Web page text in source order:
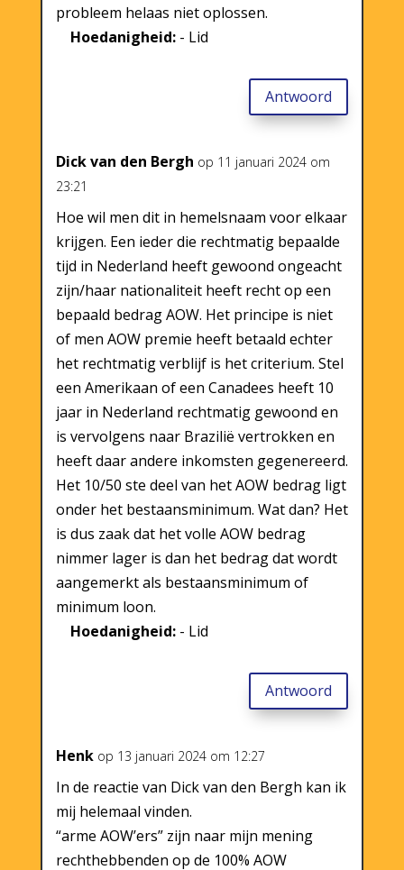
probleem helaas niet oplossen.
Hoedanigheid:- Lid
Antwoord
Dick van den Bergh op 11 januari 2024 om
23:21
Hoe wil men dit in hemelsnaam voor elkaar
krijgen. Een ieder die rechtmatig bepaalde
tijd in Nederland heeft gewoond ongeacht
zijn/haar nationaliteit heeft recht op een
bepaald bedrag AOW. Het principe is niet
of men AOW premie heeft betaald echter
het rechtmatig verblijf is het criterium. Stel
een Amerikaan of een Canadees heeft 10
jaar in Nederland rechtmatig gewoond en
is vervolgens naar Brazilië vertrokken en
heeft daar andere inkomsten gegenereerd.
Het 10/50 ste deel van het AOW bedrag ligt
onder het bestaansminimum. Wat dan? Het
is dus zaak dat het volle AOW bedrag
nimmer lager is dan het bedrag dat wordt
aangemerkt als bestaansminimum of
minimum loon.
Hoedanigheid:- Lid
Antwoord
Henk op 13 januari 2024 om 12:27
In de reactie van Dick van den Bergh kan ik
mij helemaal vinden.
“arme AOW’ers” zijn naar mijn mening
rechthebbenden op de 100% AOW